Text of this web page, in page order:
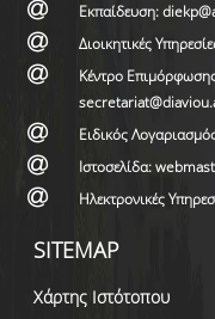
Εκπαίδευση:
Διοικητικές
Κέντρο
Ειδικός
Ιστοσελίδα:
Ηλεκτρονικές
SITEMAP
Χάρτης Ιστότοπου